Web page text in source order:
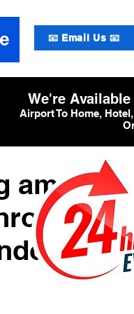
📧 Email Us 📧
We're Available
Airport To Home,
am